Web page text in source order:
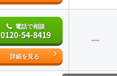
電話で相談
0120-54-8419
詳細を見る
―